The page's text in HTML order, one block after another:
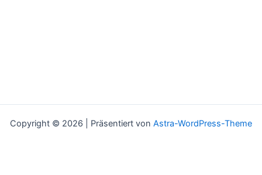
Copyright © 2026 | Präsentiert von Astra-WordPress-Theme